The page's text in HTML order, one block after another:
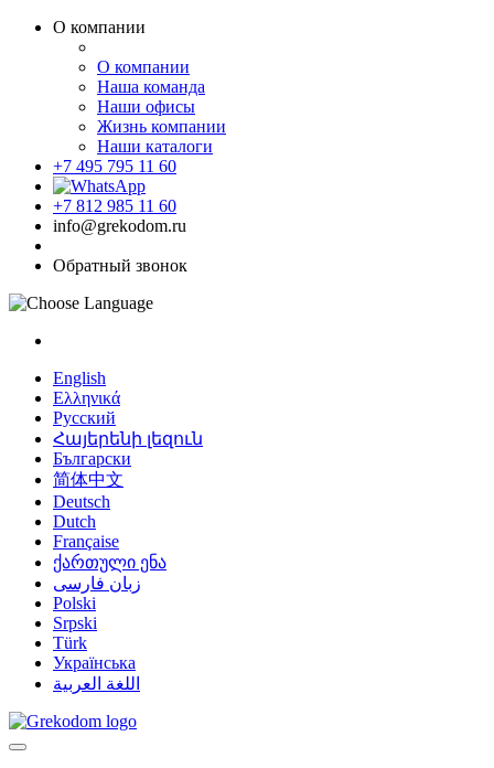
О компании
О компании
Наша команда
Наши офисы
Жизнь компании
Наши каталоги
+7 495 795 11 60
+7 812 985 11 60
info@grekodom.ru
Обратный звонок
English
Ελληνικά
Русский
Հայերենի լեզուն
Български
简体中文
Deutsch
Dutch
Française
ქართული ენა
زبان فارسی
Polski
Srpski
Türk
Українська
اللغة العربية